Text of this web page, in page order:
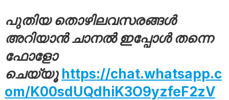
പുതിയ തൊഴിലവസരങ്ങൾ
അറിയാൻ ചാനൽ ഇപ്പോൾ തന്നെ
ഫോളോ
ചെയ്യൂ https://chat.whatsapp.c
om/K00sdUQdhiK3O9yzfeF2zV